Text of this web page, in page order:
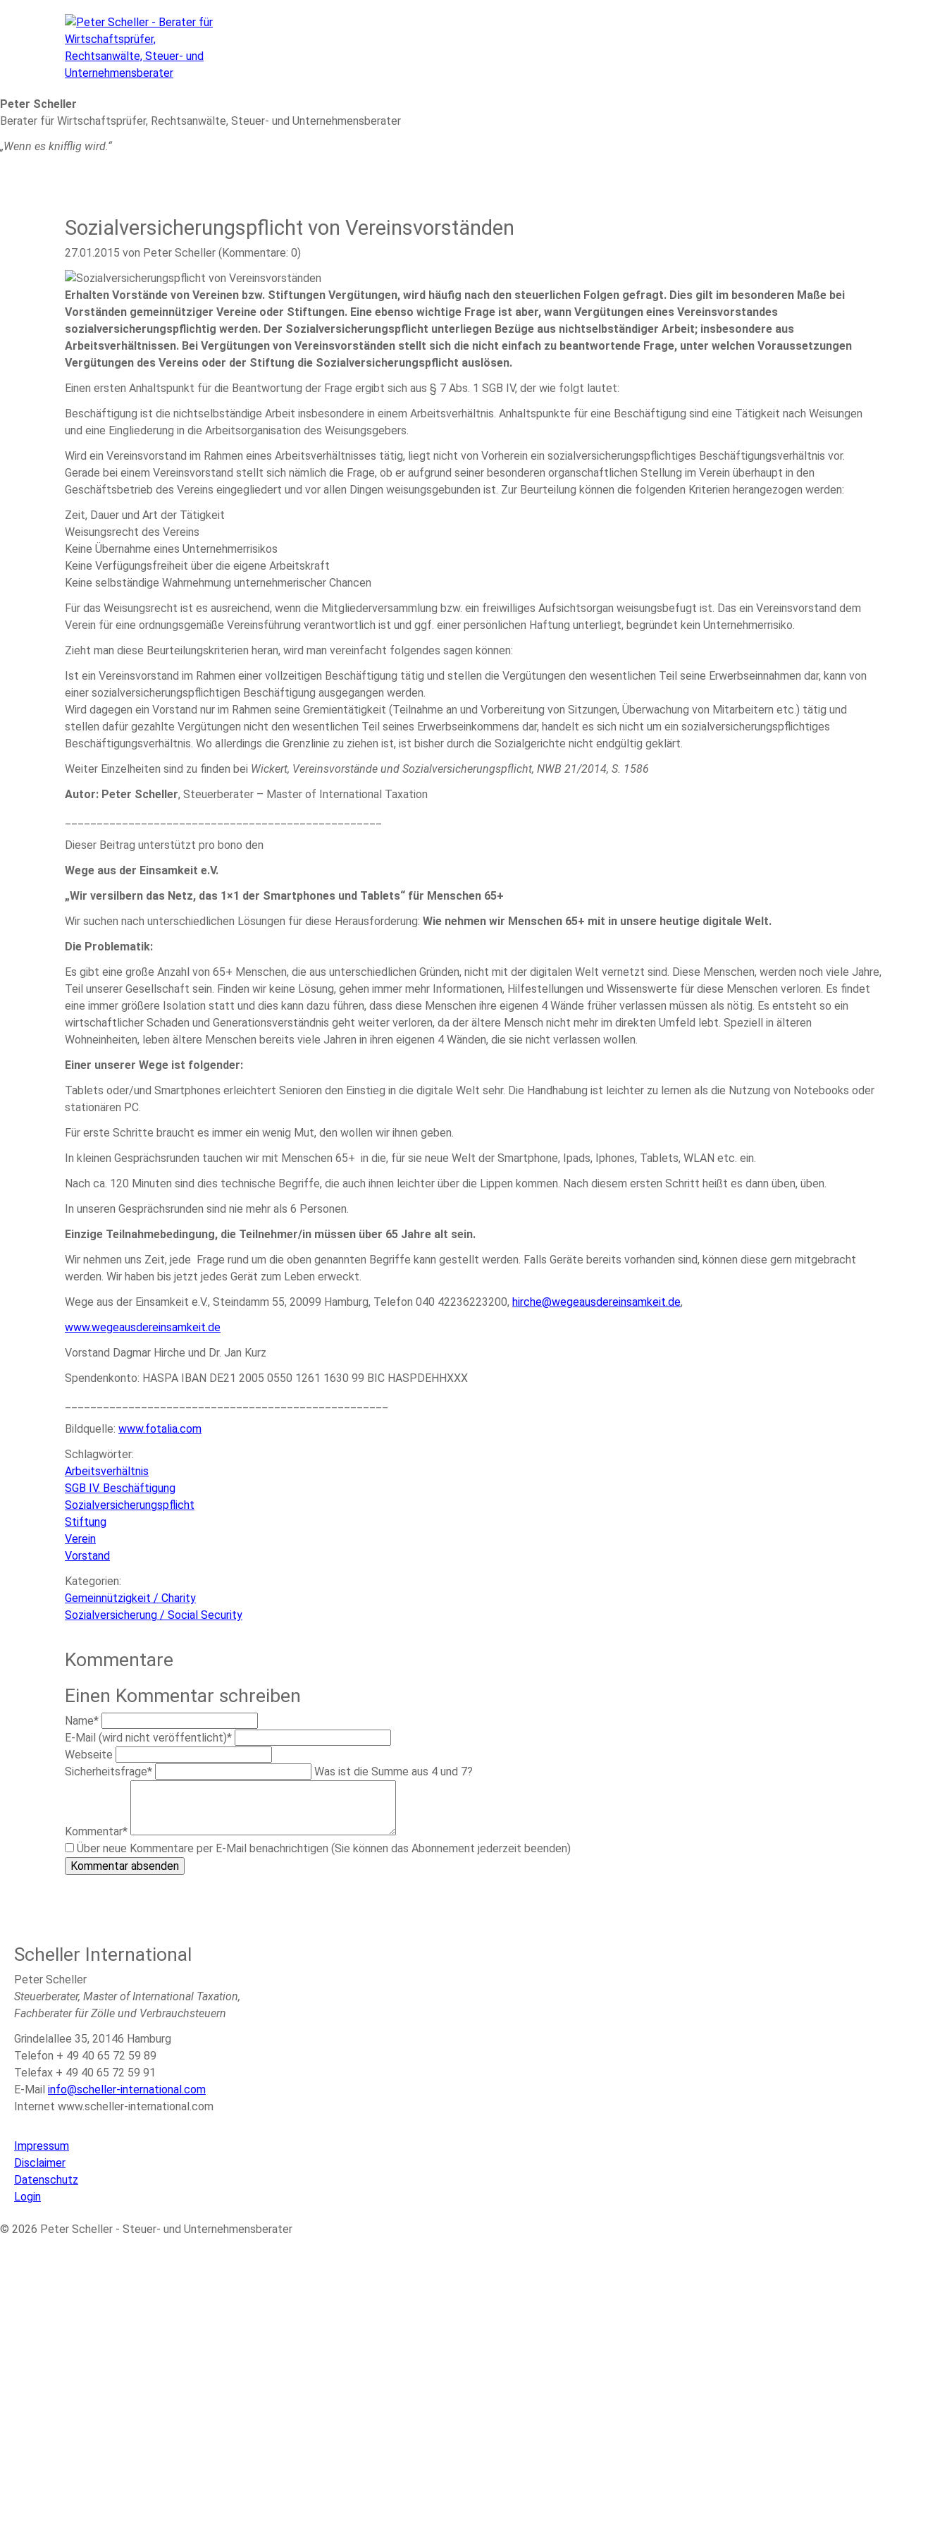
Peter Scheller
Berater für Wirtschaftsprüfer, Rechtsanwälte, Steuer- und Unternehmensberater
„Wenn es knifflig wird.“
Sozialversicherungspflicht von Vereinsvorständen
27.01.2015 von Peter Scheller (Kommentare: 0)
Erhalten Vorstände von Vereinen bzw. Stiftungen Vergütungen, wird häufig nach den steuerlichen Folgen gefragt. Dies gilt im besonderen Maße bei
Vorständen gemeinnütziger Vereine oder Stiftungen. Eine ebenso wichtige Frage ist aber, wann Vergütungen eines Vereinsvorstandes
sozialversicherungspflichtig werden. Der Sozialversicherungspflicht unterliegen Bezüge aus nichtselbständiger Arbeit; insbesondere aus
Arbeitsverhältnissen. Bei Vergütungen von Vereinsvorständen stellt sich die nicht einfach zu beantwortende Frage, unter welchen Voraussetzungen
Vergütungen des Vereins oder der Stiftung die Sozialversicherungspflicht auslösen.
Einen ersten Anhaltspunkt für die Beantwortung der Frage ergibt sich aus § 7 Abs. 1 SGB IV, der wie folgt lautet:
Beschäftigung ist die nichtselbständige Arbeit insbesondere in einem Arbeitsverhältnis. Anhaltspunkte für eine Beschäftigung sind eine Tätigkeit nach Weisungen
und eine Eingliederung in die Arbeitsorganisation des Weisungsgebers.
Wird ein Vereinsvorstand im Rahmen eines Arbeitsverhältnisses tätig, liegt nicht von Vorherein ein sozialversicherungspflichtiges Beschäftigungsverhältnis vor.
Gerade bei einem Vereinsvorstand stellt sich nämlich die Frage, ob er aufgrund seiner besonderen organschaftlichen Stellung im Verein überhaupt in den
Geschäftsbetrieb des Vereins eingegliedert und vor allen Dingen weisungsgebunden ist. Zur Beurteilung können die folgenden Kriterien herangezogen werden:
Zeit, Dauer und Art der Tätigkeit
Weisungsrecht des Vereins
Keine Übernahme eines Unternehmerrisikos
Keine Verfügungsfreiheit über die eigene Arbeitskraft
Keine selbständige Wahrnehmung unternehmerischer Chancen
Für das Weisungsrecht ist es ausreichend, wenn die Mitgliederversammlung bzw. ein freiwilliges Aufsichtsorgan weisungsbefugt ist. Das ein Vereinsvorstand dem
Verein für eine ordnungsgemäße Vereinsführung verantwortlich ist und ggf. einer persönlichen Haftung unterliegt, begründet kein Unternehmerrisiko.
Zieht man diese Beurteilungskriterien heran, wird man vereinfacht folgendes sagen können:
Ist ein Vereinsvorstand im Rahmen einer vollzeitigen Beschäftigung tätig und stellen die Vergütungen den wesentlichen Teil seine Erwerbseinnahmen dar, kann von
einer sozialversicherungspflichtigen Beschäftigung ausgegangen werden.
Wird dagegen ein Vorstand nur im Rahmen seine Gremientätigkeit (Teilnahme an und Vorbereitung von Sitzungen, Überwachung von Mitarbeitern etc.) tätig und
stellen dafür gezahlte Vergütungen nicht den wesentlichen Teil seines Erwerbseinkommens dar, handelt es sich nicht um ein sozialversicherungspflichtiges
Beschäftigungsverhältnis. Wo allerdings die Grenzlinie zu ziehen ist, ist bisher durch die Sozialgerichte nicht endgültig geklärt.
Weiter Einzelheiten sind zu finden bei Wickert, Vereinsvorstände und Sozialversicherungspflicht, NWB 21/2014, S. 1586
Autor: Peter Scheller, Steuerberater – Master of International Taxation
Dieser Beitrag unterstützt pro bono den
Wege aus der Einsamkeit e.V.
„Wir versilbern das Netz, das 1×1 der Smartphones und Tablets“ für Menschen 65+
Wir suchen nach unterschiedlichen Lösungen für diese Herausforderung: Wie nehmen wir Menschen 65+ mit in unsere heutige digitale Welt.
Die Problematik:
Es gibt eine große Anzahl von 65+ Menschen, die aus unterschiedlichen Gründen, nicht mit der digitalen Welt vernetzt sind. Diese Menschen, werden noch viele Jahre,
Teil unserer Gesellschaft sein. Finden wir keine Lösung, gehen immer mehr Informationen, Hilfestellungen und Wissenswerte für diese Menschen verloren. Es findet
eine immer größere Isolation statt und dies kann dazu führen, dass diese Menschen ihre eigenen 4 Wände früher verlassen müssen als nötig. Es entsteht so ein
wirtschaftlicher Schaden und Generationsverständnis geht weiter verloren, da der ältere Mensch nicht mehr im direkten Umfeld lebt. Speziell in älteren
Wohneinheiten, leben ältere Menschen bereits viele Jahren in ihren eigenen 4 Wänden, die sie nicht verlassen wollen.
Einer unserer Wege ist folgender:
Tablets oder/und Smartphones erleichtert Senioren den Einstieg in die digitale Welt sehr. Die Handhabung ist leichter zu lernen als die Nutzung von Notebooks oder
stationären PC.
Für erste Schritte braucht es immer ein wenig Mut, den wollen wir ihnen geben.
In kleinen Gesprächsrunden tauchen wir mit Menschen 65+ in die, für sie neue Welt der Smartphone, Ipads, Iphones, Tablets, WLAN etc. ein.
Nach ca. 120 Minuten sind dies technische Begriffe, die auch ihnen leichter über die Lippen kommen. Nach diesem ersten Schritt heißt es dann üben, üben.
In unseren Gesprächsrunden sind nie mehr als 6 Personen.
Einzige Teilnahmebedingung, die Teilnehmer/in müssen über 65 Jahre alt sein.
Wir nehmen uns Zeit, jede Frage rund um die oben genannten Begriffe kann gestellt werden. Falls Geräte bereits vorhanden sind, können diese gern mitgebracht
werden. Wir haben bis jetzt jedes Gerät zum Leben erweckt.
Wege aus der Einsamkeit e.V., Steindamm 55, 20099 Hamburg, Telefon 040 42236223200, hirche@wegeausdereinsamkeit.de,
www.wegeausdereinsamkeit.de
Vorstand Dagmar Hirche und Dr. Jan Kurz
Spendenkonto: HASPA IBAN DE21 2005 0550 1261 1630 99 BIC HASPDEHHXXX
Bildquelle: www.fotalia.com
Schlagwörter:
Arbeitsverhältnis
SGB IV. Beschäftigung
Sozialversicherungspflicht
Stiftung
Verein
Vorstand
Kategorien:
Gemeinnützigkeit / Charity
Sozialversicherung / Social Security
Kommentare
Einen Kommentar schreiben
Pflichtfeld
Name*
Pflichtfeld
E-Mail (wird nicht veröffentlicht)*
Webseite
Pflichtfeld
Sicherheitsfrage*
Was ist die Summe aus 4 und 7?
Kommentar*
Über neue Kommentare per E-Mail benachrichtigen (Sie können das Abonnement jederzeit beenden)
Kommentar absenden
Scheller International
Peter Scheller
Steuerberater, Master of International Taxation,
Fachberater für Zölle und Verbrauchsteuern
Grindelallee 35, 20146 Hamburg
Telefon + 49 40 65 72 59 89
Telefax + 49 40 65 72 59 91
E-Mail info@scheller-international.com
Internet www.scheller-international.com
Impressum
Disclaimer
Datenschutz
Login
© 2026 Peter Scheller - Steuer- und Unternehmensberater